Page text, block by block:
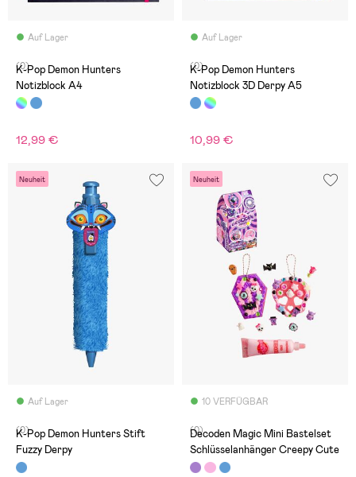
Auf Lager
(0)
K-Pop Demon Hunters
Notizblock A4
12,99 €
Auf Lager
(0)
K-Pop Demon Hunters
Notizblock 3D Derpy A5
10,99 €
Neuheit
Auf Lager
(0)
K-Pop Demon Hunters Stift
Fuzzy Derpy
Neuheit
10 VERFÜGBAR
(0)
Decoden Magic Mini Bastelset
Schlüsselanhänger Creepy Cute